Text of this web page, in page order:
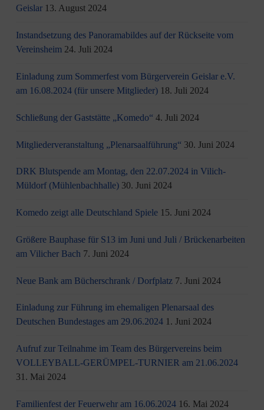
Geislar 13. August 2024
Instandsetzung des Panoramabildes auf der Rückseite vom
Vereinsheim 24. Juli 2024
Einladung zum Sommerfest vom Bürgerverein Geislar e.V.
am 16.08.2024 (für unsere Mitglieder) 18. Juli 2024
Schließung der Gaststätte „Komedo“ 4. Juli 2024
Mitgliederveranstaltung „Plenarsaalführung“ 30. Juni 2024
DRK Blutspende am Montag, den 22.07.2024 in Vilich-
Müldorf (Mühlenbachhalle) 30. Juni 2024
Komedo zeigt alle Deutschland Spiele 15. Juni 2024
Größere Bauphase für S13 im Juni und Juli / Brü­cken­ar­bei­ten
am Vi­li­cher Bach 7. Juni 2024
Neue Bank am Bücherschrank / Dorfplatz 7. Juni 2024
Einladung zur Führung im ehemaligen Plenarsaal des
Deutschen Bundestages am 29.06.2024 1. Juni 2024
Aufruf zur Teilnahme im Team des Bürgervereins beim
VOLLEYBALL-GERÜMPEL-TURNIER am 21.06.2024
31. Mai 2024
Familienfest der Feuerwehr am 16.06.2024 16. Mai 2024